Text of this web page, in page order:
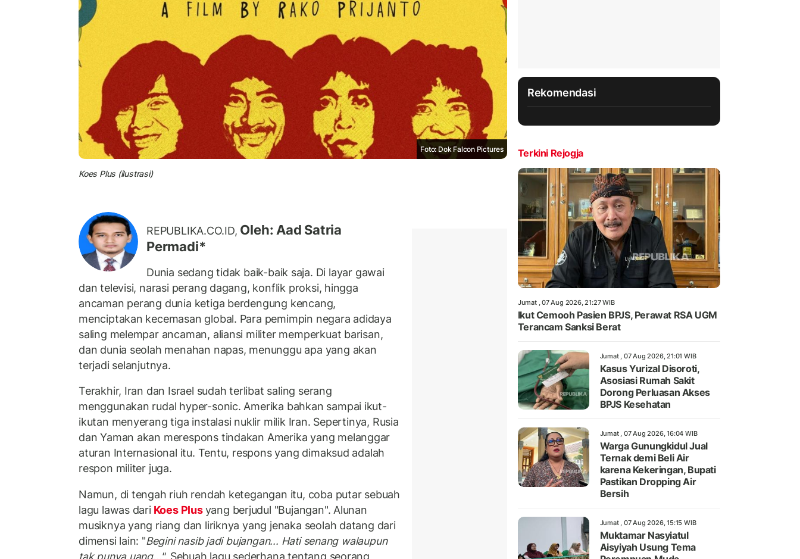
Foto: Dok Falcon Pictures
Koes Plus (ilustrasi)
REPUBLIKA.CO.ID, Oleh: Aad Satria
Permadi*
Dunia sedang tidak baik-baik saja. Di layar gawai
dan televisi, narasi perang dagang, konflik proksi, hingga
ancaman perang dunia ketiga berdengung kencang,
menciptakan kecemasan global. Para pemimpin negara adidaya
saling melempar ancaman, aliansi militer memperkuat barisan,
dan dunia seolah menahan napas, menunggu apa yang akan
terjadi selanjutnya.
Terakhir, Iran dan Israel sudah terlibat saling serang
menggunakan rudal hyper-sonic. Amerika bahkan sampai ikut-
ikutan menyerang tiga instalasi nuklir milik Iran. Sepertinya, Rusia
dan Yaman akan merespons tindakan Amerika yang melanggar
aturan Internasional itu. Tentu, respons yang dimaksud adalah
respon militer juga.
Namun, di tengah riuh rendah ketegangan itu, coba putar sebuah
lagu lawas dariKoes Plusyang berjudul "Bujangan". Alunan
musiknya yang riang dan liriknya yang jenaka seolah datang dari
dimensi lain: "Begini nasib jadi bujangan... Hati senang walaupun
tak punya uang...". Sebuah lagu sederhana tentang seorang
Rekomendasi
Terkini Rejogja
Jumat , 07 Aug 2026, 21:27 WIB
Ikut Cemooh Pasien BPJS, Perawat RSA UGM
Terancam Sanksi Berat
Jumat , 07 Aug 2026, 21:01 WIB
Kasus Yurizal Disoroti,
Asosiasi Rumah Sakit
Dorong Perluasan Akses
BPJS Kesehatan
Jumat , 07 Aug 2026, 16:04 WIB
Warga Gunungkidul Jual
Ternak demi Beli Air
karena Kekeringan, Bupati
Pastikan Dropping Air
Bersih
Jumat , 07 Aug 2026, 15:15 WIB
Muktamar Nasyiatul
Aisyiyah Usung Tema